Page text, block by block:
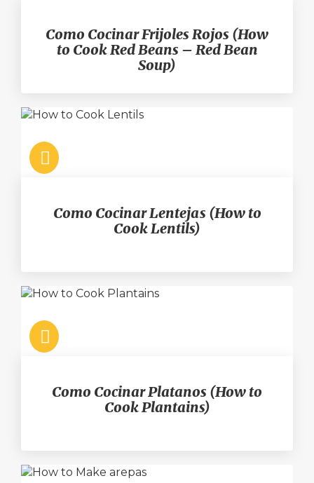
Como Cocinar Frijoles Rojos (How
to Cook Red Beans – Red Bean
Soup)
Como Cocinar Lentejas (How to
Cook Lentils)
Como Cocinar Platanos (How to
Cook Plantains)